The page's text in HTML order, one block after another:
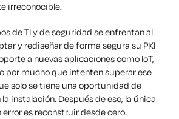
irreconocible.
de TI y de seguridad se enfrentan al
y rediseñar de forma segura su PKI
a nuevas aplicaciones como IoT,
por mucho que intenten superar ese
solo se tiene una oportunidad de
la instalación. Después de eso, la única
es reconstruir desde cero.